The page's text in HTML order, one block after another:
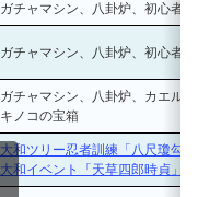
ガチャマシン、八卦炉、初心者
ガチャマシン、八卦炉、初心者
ガチャマシン、八卦炉、カエル
キノコの宝箱
大和ツリー忍者訓練「八尺瓊勾
大和イベント「天草四郎時貞」